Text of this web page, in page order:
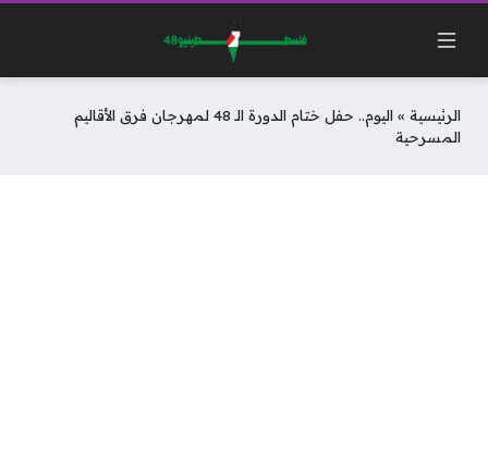
الرئيسية »
اليوم.. حفل ختام الدورة الـ 48 لمهرجان فرق الأقاليم
المسرحية